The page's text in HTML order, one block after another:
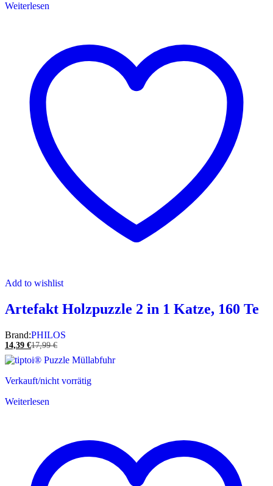
Weiterlesen
Add to wishlist
Artefakt Holzpuzzle 2 in 1 Katze, 160 Te
Brand:PHILOS
14,39 €17,99€
Verkauft/nicht vorrätig
Weiterlesen